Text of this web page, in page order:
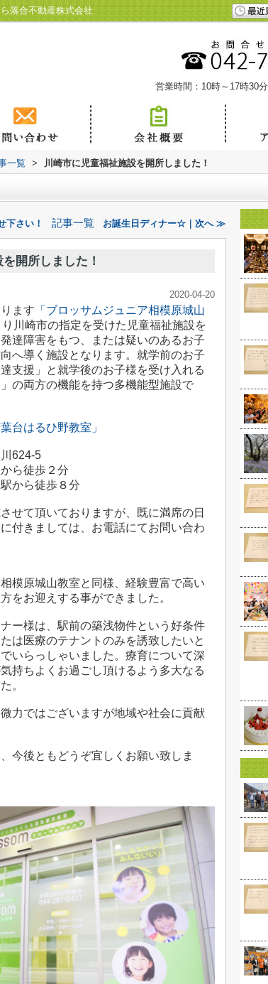
落合不動産株式会社
営業時間：10時～17時30分
一覧 > 川崎市に児童福祉施設を開所しました！
下さい！ 記事一覧 お誕生日ディナー☆｜次へ ≫
開所しました！
2020-04-20
ます 「ブロッサムジュニア相模原城山
川崎市の指定を受けた児童福祉施設を
達障害をもつ、または疑いのあるお子
へ導く施設となります。就学前のお子
支援」と就学後のお子様を受け入れる
の両方の機能を持つ多機能型施設で
台はるひ野教室」
624-5
ら徒歩２分
から徒歩８分
せて頂いておりますが、
既に満席の日
付きましては、 お電話にてお問い合わ
模原城山教室と同様、経験豊富で高い
をお迎えする事ができました。
ー様は、駅前の築浅物件という好条件
は医療のテナントのみを誘致したいと
いらっしゃいました。療育について深
持ちよくお過ごし頂けるよう多大なる
。
力ではございますが地域や社会に貢献
今後ともどうぞ宜しくお願い致しま